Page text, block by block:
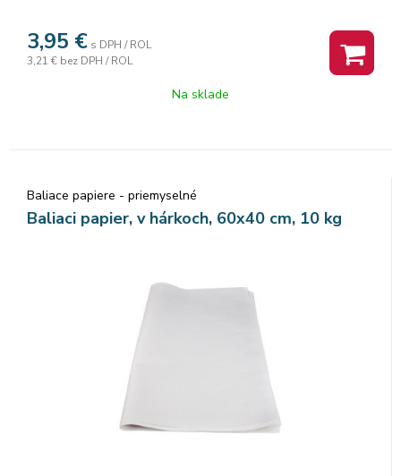
3,95 € s DPH / ROL
3,21 € bez DPH / ROL
Na sklade
Baliace papiere - priemyselné
Baliaci papier, v hárkoch, 60x40 cm, 10 kg